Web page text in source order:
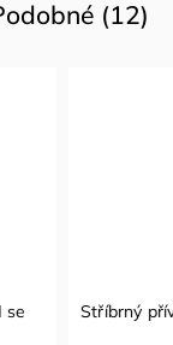
(12)
Stříbrný